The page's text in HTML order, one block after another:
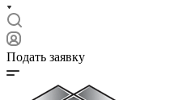
Подать заявку